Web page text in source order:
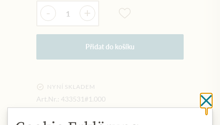
Množství
- +
Přidat do košíku
NYNÍ SKLADEM
Art.Nr.: 433531#1.000